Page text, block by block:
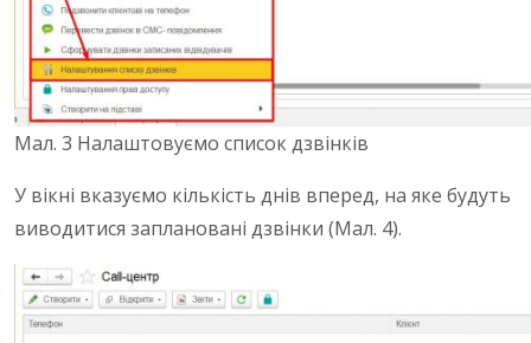
Мал. 3 Налаштовуємо список дзвінків
У вікні вказуємо кількість днів вперед, на яке будуть
виводитися заплановані дзвінки (Мал. 4).